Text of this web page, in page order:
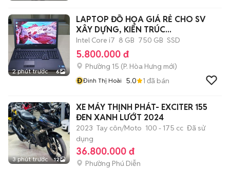
2 phút trước 6
LAPTOP ĐỒ HỌA GIÁ RẺ CHO SV
XÂY DỰNG, KIẾN TRÚC...
Intel Core i7 8 GB 750 GB SSD
5.800.000 đ
Phường 15 (P. Hòa Hưng mới)
ĐĐinh Thị Hoài 5.0 1 đã bán
3 phút trước 12
XE MÁY THỊNH PHÁT- EXCITER 155
ĐEN XANH LƯỚT 2024
2023 Tay côn/Moto 100 - 175 cc Đã sử
dụng
36.800.000 đ
Phường Phú Diễn